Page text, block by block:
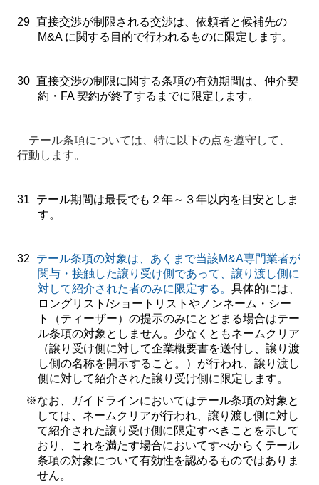
29 直接交渉が制限される交渉は、依頼者と候補先の
M&A に関する目的で行われるものに限定します。
30 直接交渉の制限に関する条項の有効期間は、仲介契
約・ FA契約が終了するまでに限定します。
テール条項については、特に以下の点を遵守して、
行動します。
31
テール期間は最長でも２年～３年以内を目安としま
す。
32 テール条項の対象は、あくまで当該M&A専門業者が
関与・接触した譲り受け側であって、譲り渡し側に
対して紹介された者のみに限定する。具体的には、
ロングリスト/ショートリストやノンネーム・シー
ト（ティーザー）の提示のみにとどまる場合はテー
ル条項の対象としません。少なくともネームクリア
（譲り受け側に対して企業概要書を送付し、譲り渡
し側の名称を開示すること。）が行われ、譲り渡し
側に対して紹介された譲り受け側に限定します。
※なお、ガイドラインにおいてはテール条項の対象と
しては、ネームクリアが行われ、譲り渡し側に対し
て紹介された譲り受け側に限定すべきことを示して
おり、これを満たす場合においてすべからくテール
条項の対象について有効性を認めるものではありま
せん。